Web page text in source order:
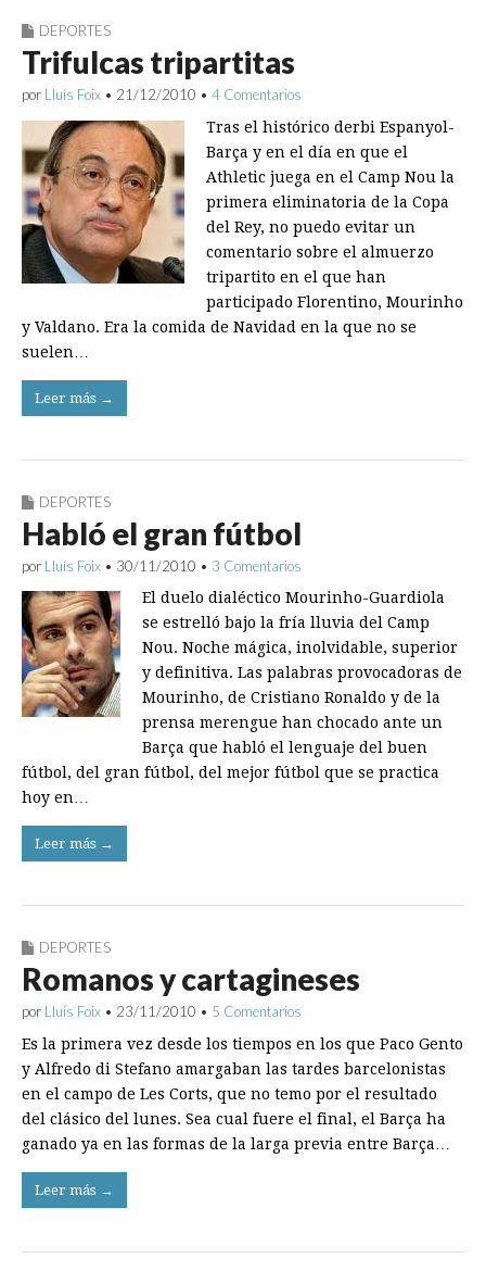
DEPORTES
Trifulcas tripartitas
por Lluís Foix • 21/12/2010 • 4 Comentarios
Tras el histórico derbi Espanyol-
Barça y en el día en que el
Athletic juega en el Camp Nou la
primera eliminatoria de la Copa
del Rey, no puedo evitar un
comentario sobre el almuerzo
tripartito en el que han
participado Florentino, Mourinho
y Valdano. Era la comida de Navidad en la que no se
suelen…
Leer más →
DEPORTES
Habló el gran fútbol
por Lluís Foix • 30/11/2010 • 3 Comentarios
El duelo dialéctico Mourinho-Guardiola
se estrelló bajo la fría lluvia del Camp
Nou. Noche mágica, inolvidable, superior
y definitiva. Las palabras provocadoras de
Mourinho, de Cristiano Ronaldo y de la
prensa merengue han chocado ante un
Barça que habló el lenguaje del buen
fútbol, del gran fútbol, del mejor fútbol que se practica
hoy en…
Leer más →
DEPORTES
Romanos y cartagineses
por Lluís Foix • 23/11/2010 • 5 Comentarios
Es la primera vez desde los tiempos en los que Paco Gento
y Alfredo di Stefano amargaban las tardes barcelonistas
en el campo de Les Corts, que no temo por el resultado
del clásico del lunes. Sea cual fuere el final, el Barça ha
ganado ya en las formas de la larga previa entre Barça…
Leer más →